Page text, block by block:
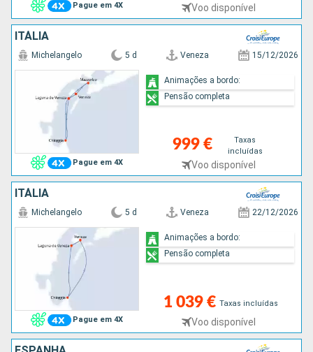
Pague em 4X Voo disponível
ITÁLIA
Pague em 4X
Michelangelo 5 d Veneza 15/12/2026
999 €
Taxas
incluídas
Voo disponível
Animações a bordo:
Pensão completa
ITÁLIA
Pague em 4X
Michelangelo 5 d Veneza 22/12/2026
1 039 € Taxas incluídas
Voo disponível
Animações a bordo:
Pensão completa